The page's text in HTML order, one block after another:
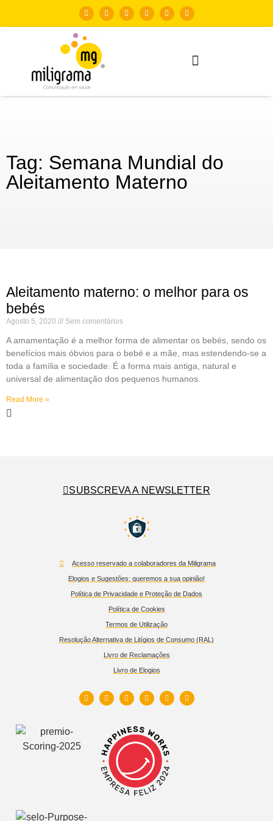
Tag: Semana Mundial do
Aleitamento Materno
Aleitamento materno: o melhor para os
bebés
Agosto 5, 2020 Sem comentários
A amamentação é a melhor forma de alimentar os bebés, sendo os
benefícios mais óbvios para o bebé e a mãe, mas estendendo-se a
toda a família e sociedade. É a forma mais antiga, natural e
universal de alimentação dos pequenos humanos.
Read More »
SUBSCREVA A NEWSLETTER
Acesso reservado a colaboradores da Miligrama
Elogios e Sugestões: queremos a sua opinião!
Política de Privacidade e Proteção de Dados
Política de Cookies
Termos de Utilização
Resolução Alternativa de Litígios de Consumo (RAL)
Livro de Reclamações
Livro de Elogios